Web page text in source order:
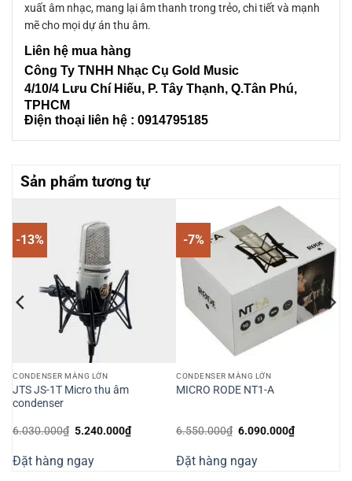
xuất âm nhạc, mang lại âm thanh trong trẻo, chi tiết và mạnh
mẽ cho mọi dự án thu âm.
Liên hệ mua hàng
Công Ty TNHH Nhạc Cụ Gold Music
4/10/4 Lưu Chí Hiếu, P. Tây Thạnh, Q.Tân Phú,
TPHCM
Điện thoại liên hệ : 0914795185
Sản phẩm tương tự
-13%
CONDENSER MÀNG LỚN
JTS JS-1T Micro thu âm
condenser
6.030.000₫ Giá
6.030.000₫.
5.240.000₫Giá
hiện
5.240.000₫.
Đặt hàng ngay
-7%
CONDENSER MÀNG LỚN
MICRO RODE NT1-A
6.550.000₫ Giá
6.550.000₫.
6.090.000₫Giá
hiện
Đặt hàng ngay